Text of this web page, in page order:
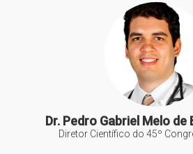
Dr. Pedro Gabriel Melo de
Diretor Científico do 45º